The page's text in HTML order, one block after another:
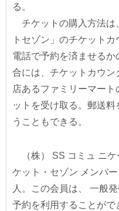
る。
チケットの購入方法は
トセゾン」のチケット
電話で予約を済ませる
合には、チケットカウ
店あるファミリーマー
ットを受け取る。郵送
うこともできる。
（株） SS コミュ ニケ
ケット・セゾン メンバ
人。この会員は、 一般
予約を利用することが